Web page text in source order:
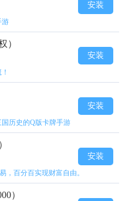
游
安装
）
安装
国历史的Q版卡牌手游
安装
，百分百实现财富自由。
安装
）